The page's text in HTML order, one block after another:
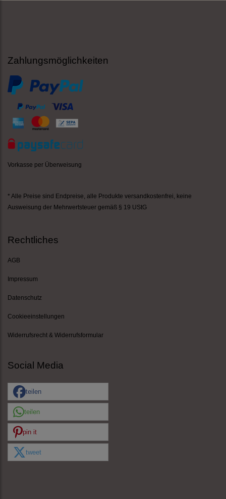
Zahlungsmöglichkeiten
Vorkasse per Überweisung
* Alle Preise sind Endpreise, alle Produkte versandkostenfrei , keine
Ausweisung der Mehrwertsteuer gemäß § 19 UStG
Rechtliches
AGB
Impressum
Datenschutz
Cookieeinstellungen
Widerrufsrecht & Widerrufsformular
Social Media
teilen
teilen
pin it
tweet